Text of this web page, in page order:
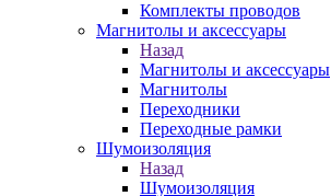
Комплекты проводов
Магнитолы и аксессуары
Назад
Магнитолы и аксессуары
Магнитолы
Переходники
Переходные рамки
Шумоизоляция
Назад
Шумоизоляция